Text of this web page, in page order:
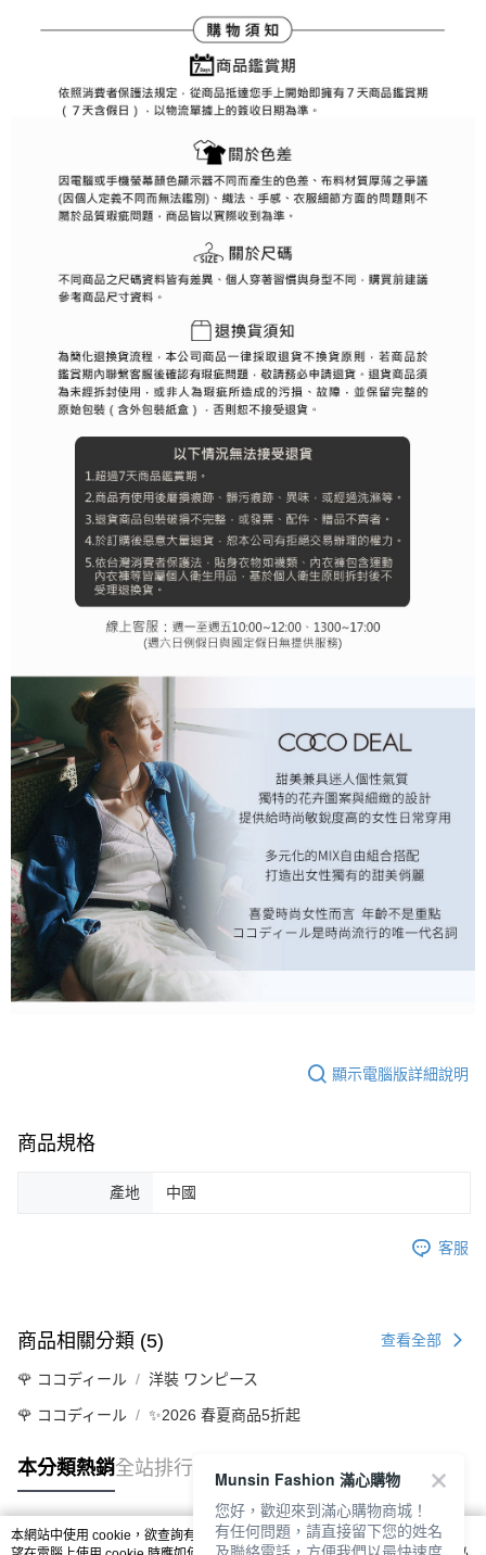
顯示電腦版詳細說明
商品規格
產地 中國
客服
商品相關分類 (5) 查看全部
🌹 ココディール 洋裝 ワンピース
🌹 ココディール ✨2026 春夏商品5折起
本分類熱銷全站排行
本網站中使用 cookie，欲查詢有關本網站使用 cookie 方式之詳情，及若您不希
Munsin Fashion 滿心購物
您好，歡迎來到滿心購物商城！
有任何問題，請直接留下您的姓名
及聯絡電話，方便我們以最快速度